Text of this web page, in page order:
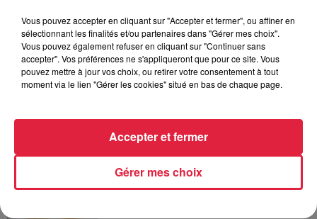
Publié : 10 novembre 2021 à 15h42 - Modifié : 16 novembre
2021 à 15h46 Anne-Sophie Martin
robinets
Vous pouvez accepter en cliquant sur "Accepter et fermer", ou affiner en
sélectionnant les finalités et/ou partenaires dans "Gérer mes choix".
Vous pouvez également refuser en cliquant sur "Continuer sans
accepter". Vos préférences ne s'appliqueront que pour ce site. Vous
pouvez mettre à jour vos choix, ou retirer votre consentement à tout
moment via le lien "Gérer les cookies" situé en bas de chaque page.
Gérer mes choix
Accepter et fermer